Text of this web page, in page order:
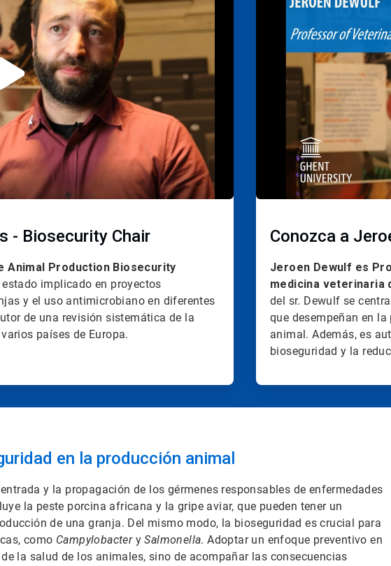
- Biosecurity Chair
Animal Production Biosecurity
implicado en proyectos
y el uso antimicrobiano en diferentes
de una revisión sistemática de la
países de Europa.
Conozca a
Jeroen Dewulf es
medicina veterinaria
del sr. Dewulf se
que desempeñan en
animal. Además, es
bioseguridad y la
en la producción animal
y la propagación de los gérmenes responsables de enfermedades
la peste porcina africana y la gripe aviar, que pueden tener un
de una granja. Del mismo modo, la bioseguridad es crucial para
como Campylobacter ySalmonella. Adoptar un enfoque preventivo en
la salud de los animales, sino de acompañar las consecuencias